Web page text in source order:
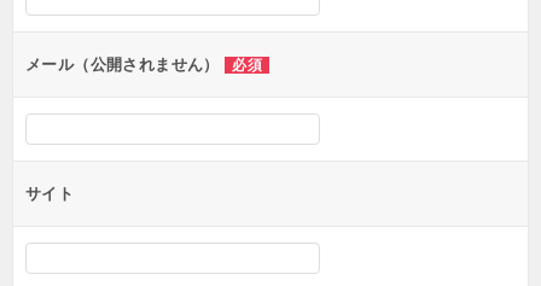
ンメール（公開されません） 必須
サイト